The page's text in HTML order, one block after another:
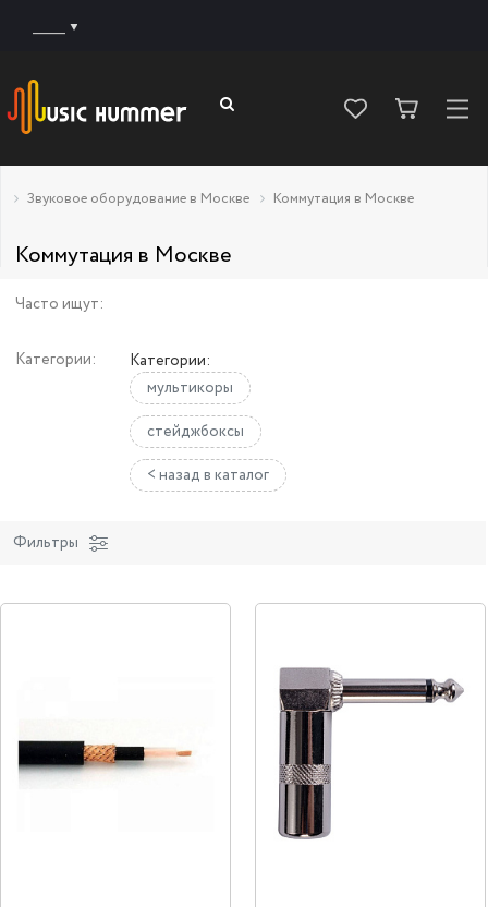
Звуковое оборудование в Москве Коммутация в Москве
Коммутация в Москве
Часто ищут:
Категории:
Категории:
мультикоры
стейджбоксы
< назад в каталог
Фильтры